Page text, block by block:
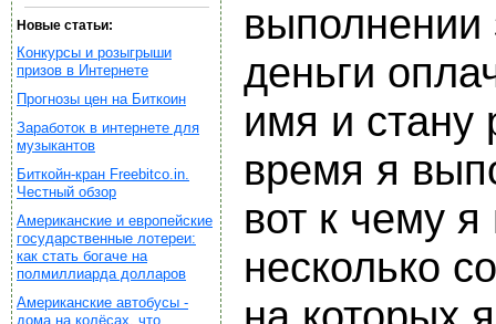
Новые статьи:
Конкурсы и розыгрыши
призов в Интернете
Прогнозы цен на Биткоин
Заработок в интернете для
музыкантов
Биткойн-кран Freebitco.in.
Честный обзор
Американские и европейские
государственные лотереи:
как стать богаче на
полмиллиарда долларов
Американские автобусы -
дома на колёсах, что
выполнении
деньги
имя и стану
время я
вот к чему
несколько